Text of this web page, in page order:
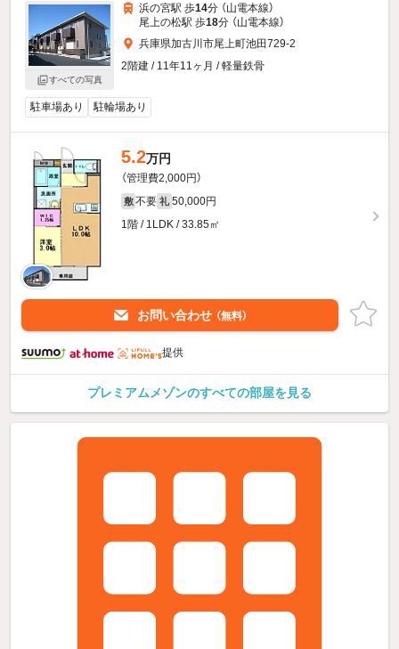
すべての写真
浜の宮駅 歩14分 （山電本線）
尾上の松駅 歩18分 （山電本線）
兵庫県加古川市尾上町池田729-2
2階建 / 11年11ヶ月 / 軽量鉄骨
駐車場あり 駐輪場あり
5.2万円
（管理費2,000円）
敷 不要 礼 50,000円
1階 / 1LDK / 33.85㎡
お問い合わせ （無料）
提供
プレミアムメゾンのすべての部屋を見る